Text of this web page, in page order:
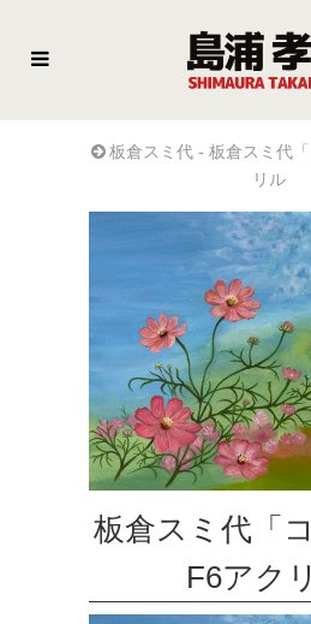
板倉スミ代 - 板倉スミ代
リル
板倉スミ代「
F6アク